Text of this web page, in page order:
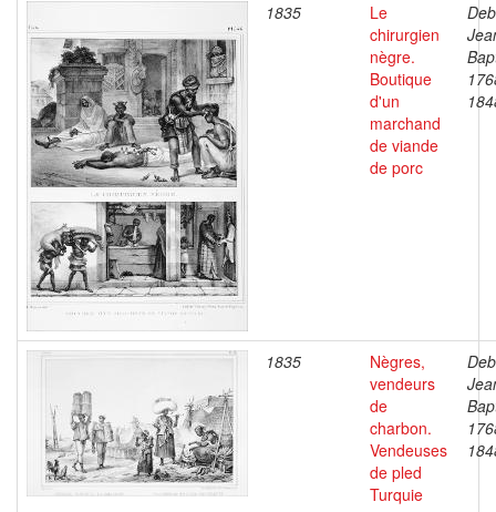
1835
Le
chirurgien
nègre.
Boutique
d'un
marchand
de viande
de porc
1835
Nègres,
vendeurs
de
charbon.
Vendeuses
de pled
Turquie